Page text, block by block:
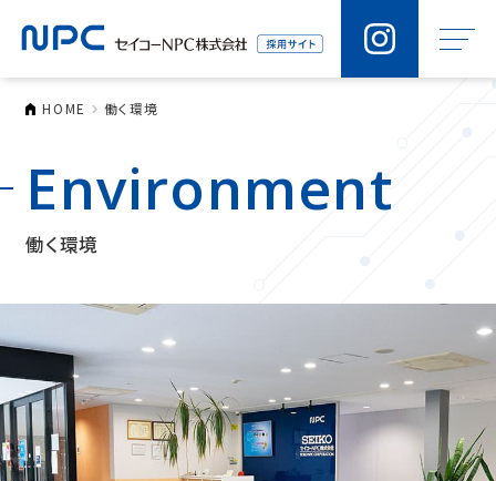
Environment
働く環境
HOME 働く環境